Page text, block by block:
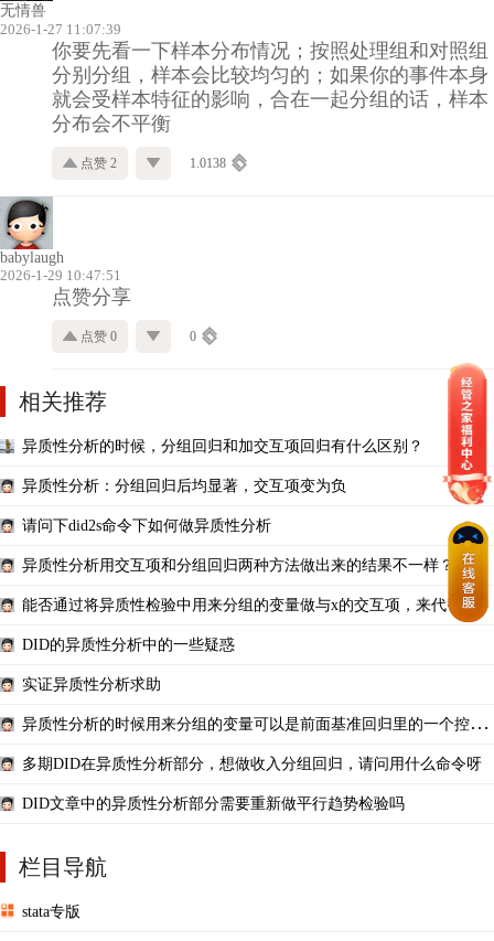
无情兽
2026-1-27 11:07:39
你要先看一下样本分布情况；按照处理组和对照组
分别分组，样本会比较均匀的；如果你的事件本身
就会受样本特征的影响，合在一起分组的话，样本
分布会不平衡
点赞 2 1.0138
babylaugh
2026-1-29 10:47:51
点赞分享
点赞 0 0
相关推荐
异质性分析的时候，分组回归和加交互项回归有什么区别？
异质性分析：分组回归后均显著，交互项变为负
请问下did2s命令下如何做异质性分析
异质性分析用交互项和分组回归两种方法做出来的结果不一样？
能否通过将异质性检验中用来分组的变量做与x的交互项，来代替异质
DID的异质性分析中的一些疑惑
实证异质性分析求助
异质性分析的时候用来分组的变量可以是前面基准回归里的一个控制
多期DID在异质性分析部分，想做收入分组回归，请问用什么命令呀
DID文章中的异质性分析部分需要重新做平行趋势检验吗
栏目导航
stata专版